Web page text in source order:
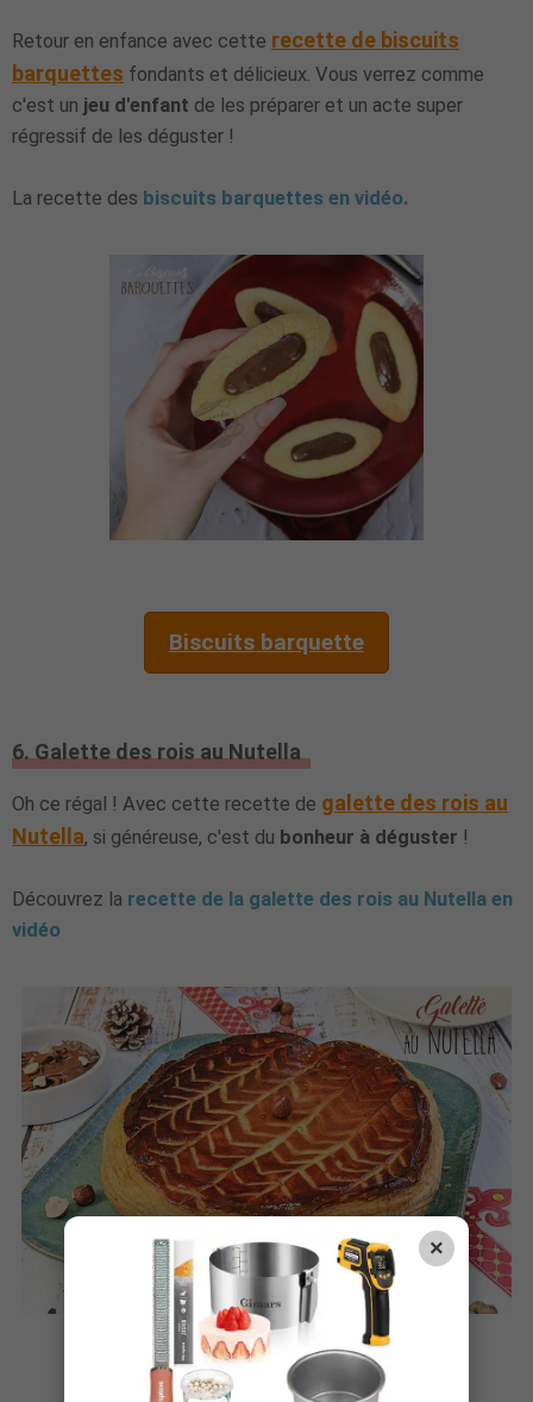
Retour en enfance avec cette recette de biscuits
barquettes fondants et délicieux. Vous verrez comme
c'est un jeu d'enfant de les préparer et un acte super
régressif de les déguster !
La recette des biscuits barquettes en vidéo.
Biscuits barquette
6. Galette des rois au Nutella
Oh ce régal ! Avec cette recette de galette des rois au
Nutella, si généreuse, c'est du bonheur à déguster !
Découvrez la recette de la galette des rois au Nutella en
vidéo
×